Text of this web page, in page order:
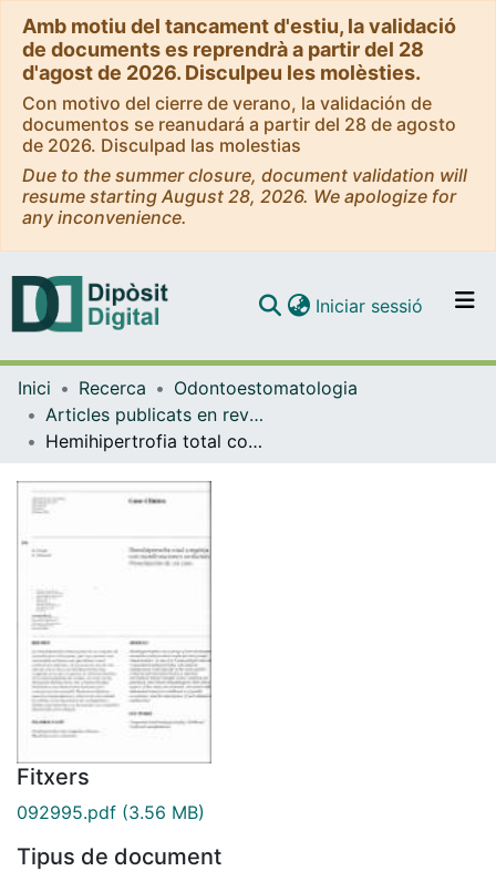
Amb motiu del tancament d'estiu, la validació
de documents es reprendrà a partir del 28
d'agost de 2026. Disculpeu les molèsties.
Con motivo del cierre de verano, la validación de
documentos se reanudará a partir del 28 de agosto
de 2026. Disculpad las molestias
Due to the summer closure, document validation will
resume starting August 28, 2026. We apologize for
any inconvenience.
Navega per tot el DD
Iniciar sessió (current)
Inici Recerca
Odontoestomatologia
Articles publicats en revistes (Odontoestomatologia)
Hemihipertrofia total congénita con manifestaciones orofaciales. Presentación de un caso
Fitxers
092995.pdf (3.56 MB)
Tipus de document